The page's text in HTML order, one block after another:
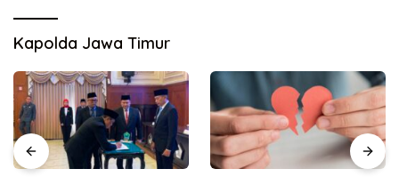
Kapolda Jawa Timur